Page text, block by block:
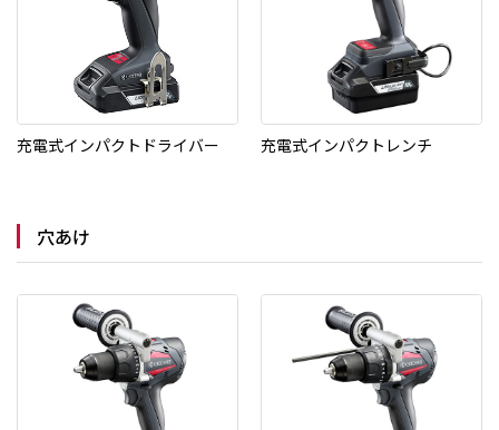
充電式インパクトドライバー 充電式インパクトレンチ
穴あけ